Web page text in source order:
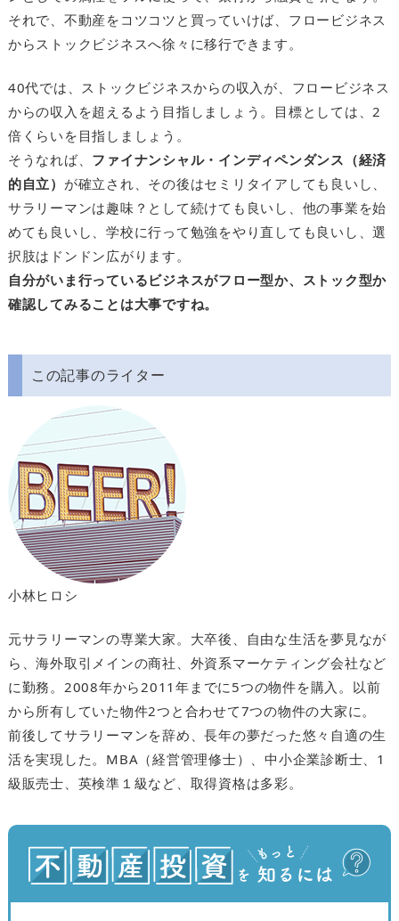
それで、不動産をコツコツと買っていけば、フロービジネス
からストックビジネスへ徐々に移行できます。
40代では、ストックビジネスからの収入が、フロービジネス
からの収入を超えるよう目指しましょう。目標としては、2
倍くらいを目指しましょう。
そうなれば、 ファイナンシャル・インディペンダンス（経済
的自立） が確立され、その後はセミリタイアしても良いし、
サラリーマンは趣味？として続けても良いし、他の事業を始
めても良いし、学校に行って勉強をやり直しても良いし、選
択肢はドンドン広がります。
自分がいま行っているビジネスがフロー型か、ストック型か
確認してみることは大事ですね。
この記事のライター
小林ヒロシ
元サラリーマンの専業大家。大卒後、自由な生活を夢見なが
ら、海外取引メインの商社、外資系マーケティング会社など
に勤務。2008年から2011年までに5つの物件を購入。以前
から所有していた物件2つと合わせて7つの物件の大家に。
前後してサラリーマンを辞め、長年の夢だった悠々自適の生
活を実現した。MBA（経営管理修士）、中小企業診断士、1
級販売士、英検準１級など、取得資格は多彩。